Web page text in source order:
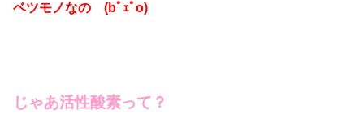
ベツモノなの (bﾟｪﾟo)
じゃあ活性酸素って？